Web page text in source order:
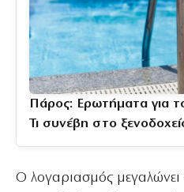
Πάρος: Ερωτήματα για
Τι συνέβη στο
Ο λογαριασμός μεγαλώνει